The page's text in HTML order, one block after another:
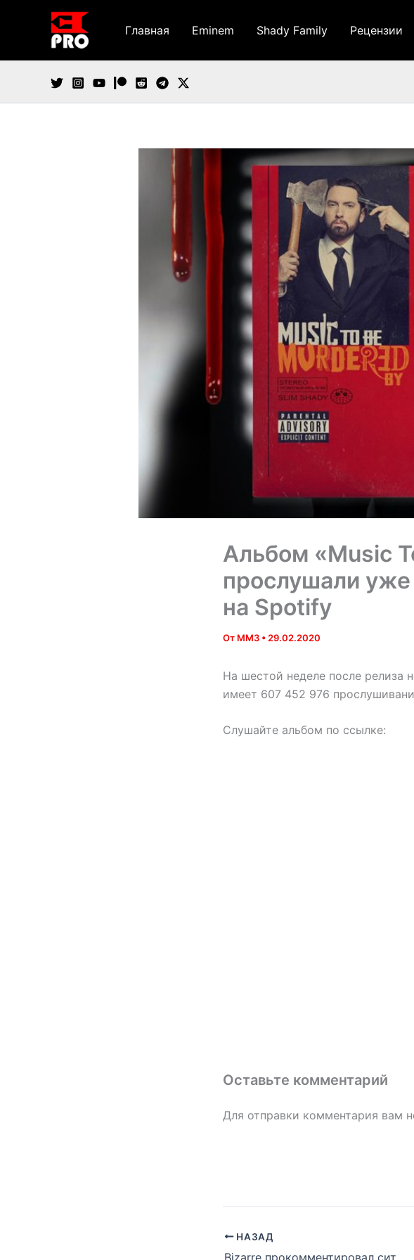
содержимому
Главная Eminem Shady Family Рецензии
Альбом «Music
прослушали
на Spotify
От MM3 • 29.02.2020
На шестой неделе после релиза
имеет 607 452 976
Слушайте альбом по ссылке:
Оставьте комментарий
Для отправки комментария вам
НАЗАД